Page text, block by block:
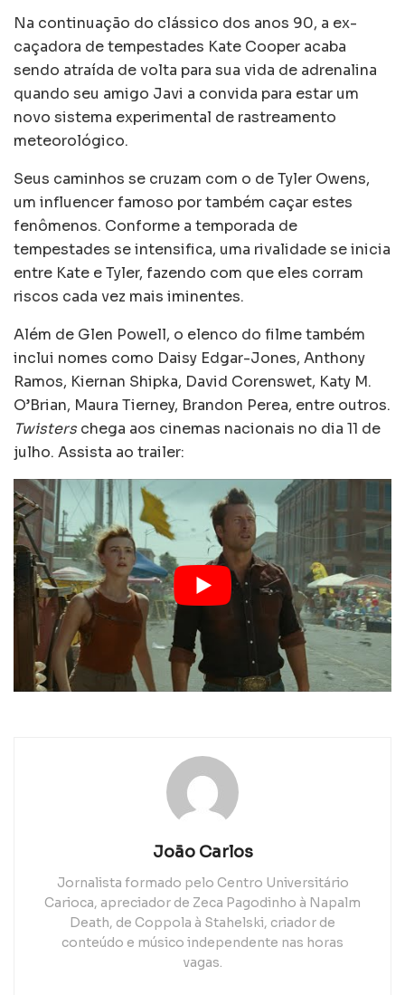
Na continuação do clássico dos anos 90, a ex-
caçadora de tempestades Kate Cooper acaba
sendo atraída de volta para sua vida de adrenalina
quando seu amigo Javi a convida para estar um
novo sistema experimental de rastreamento
meteorológico.
Seus caminhos se cruzam com o de Tyler Owens,
um influencer famoso por também caçar estes
fenômenos. Conforme a temporada de
tempestades se intensifica, uma rivalidade se inicia
entre Kate e Tyler, fazendo com que eles corram
riscos cada vez mais iminentes.
Além de Glen Powell, o elenco do filme também
inclui nomes como Daisy Edgar-Jones, Anthony
Ramos, Kiernan Shipka, David Corenswet, Katy M.
O’Brian, Maura Tierney, Brandon Perea, entre outros.
Twisters chega aos cinemas nacionais no dia 11 de
julho. Assista ao trailer:
João Carlos
Jornalista formado pelo Centro Universitário
Carioca, apreciador de Zeca Pagodinho à Napalm
Death, de Coppola à Stahelski, criador de
conteúdo e músico independente nas horas
vagas.